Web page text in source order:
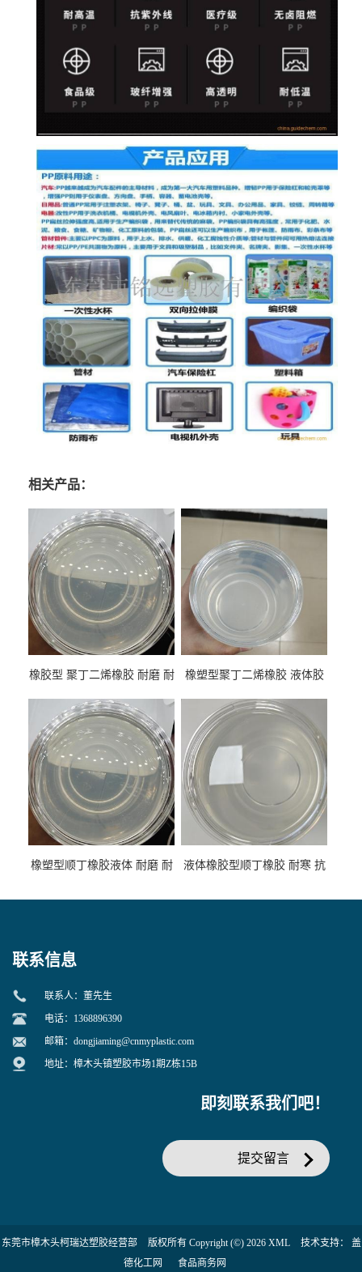
相关产品：
橡胶型 聚丁二烯橡胶 耐磨 耐
性
橡塑型聚丁二烯橡胶 液体胶
专用
橡塑型顺丁橡胶液体 耐磨 耐
液体橡胶型顺丁橡胶 耐寒 抗
联系信息
联系人：董先生
电话：1368896390
邮箱： dongjiaming@cnmyplastic.com
地址：樟木头镇塑胶市场1期Z栋15B
即刻联系我们吧！
提交留言
东莞市樟木头柯瑞达塑胶经营部 版权所有 Copyright (©) 2026 XML 技术支持： 盖
德化工网
食品商务网